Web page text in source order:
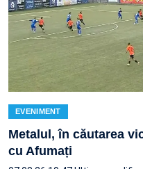
EVENIMENT
Metalul, în căutarea
cu Afumați